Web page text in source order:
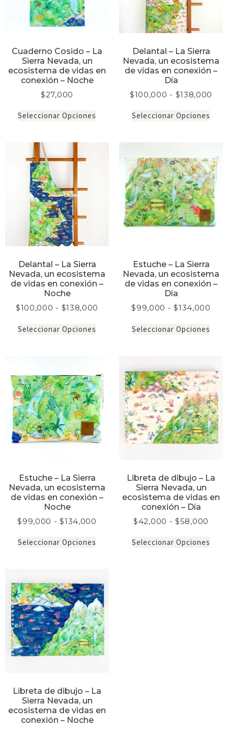
Cuaderno Cosido – La
Sierra Nevada, un
ecosistema de vidas en
conexión – Noche
$27,000
Seleccionar Opciones
Delantal – La Sierra
Nevada, un ecosistema
de vidas en conexión –
Día
$100,000 - $138,000
Seleccionar Opciones
Delantal – La Sierra
Nevada, un ecosistema
de vidas en conexión –
Noche
$100,000 - $138,000
Seleccionar Opciones
Estuche – La Sierra
Nevada, un ecosistema
de vidas en conexión –
Día
$99,000 - $134,000
Seleccionar Opciones
Estuche – La Sierra
Nevada, un ecosistema
de vidas en conexión –
Noche
$99,000 - $134,000
Seleccionar Opciones
Libreta de dibujo – La
Sierra Nevada, un
ecosistema de vidas en
conexión – Día
$42,000 - $58,000
Seleccionar Opciones
Libreta de dibujo – La
Sierra Nevada, un
ecosistema de vidas en
conexión – Noche